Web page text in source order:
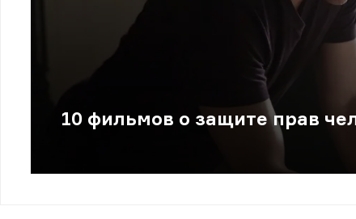
10 фильмов о защите прав